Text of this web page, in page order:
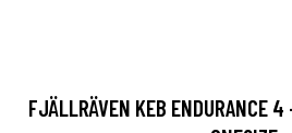
FJÄLLRÄVEN KEB ENDURANCE